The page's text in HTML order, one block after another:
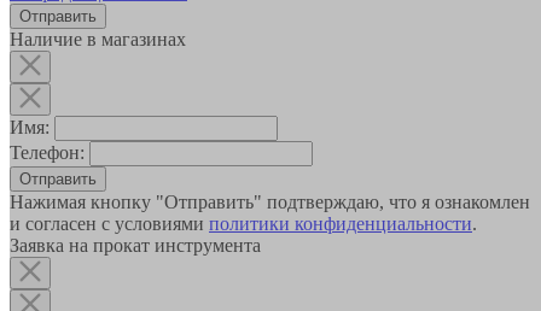
Наличие в магазинах
Имя:
Телефон:
Отправить
Нажимая кнопку "Отправить" подтверждаю, что я ознакомлен
и согласен с условиями политики конфиденциальности.
Заявка на прокат инструмента